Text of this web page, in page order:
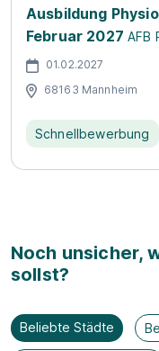
Ausbildung
Februar 2027 AFB
01.02.2027
68163 Mannheim
Schnellbewerbung
Noch unsicher,
sollst?
Beliebte Städte